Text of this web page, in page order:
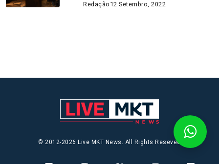
Redação 12 Setembro, 2022
© 2012-2026 Live MKT News. All Rights Reseved